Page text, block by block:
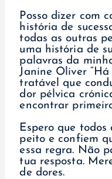
Posso dizer com
história de
todas as outras
uma história de
palavras da
Janine Oliver
tratável que
dor pélvica
encontrar
Espero que
peito e confiem
essa regra. Não
tua resposta.
de dores.